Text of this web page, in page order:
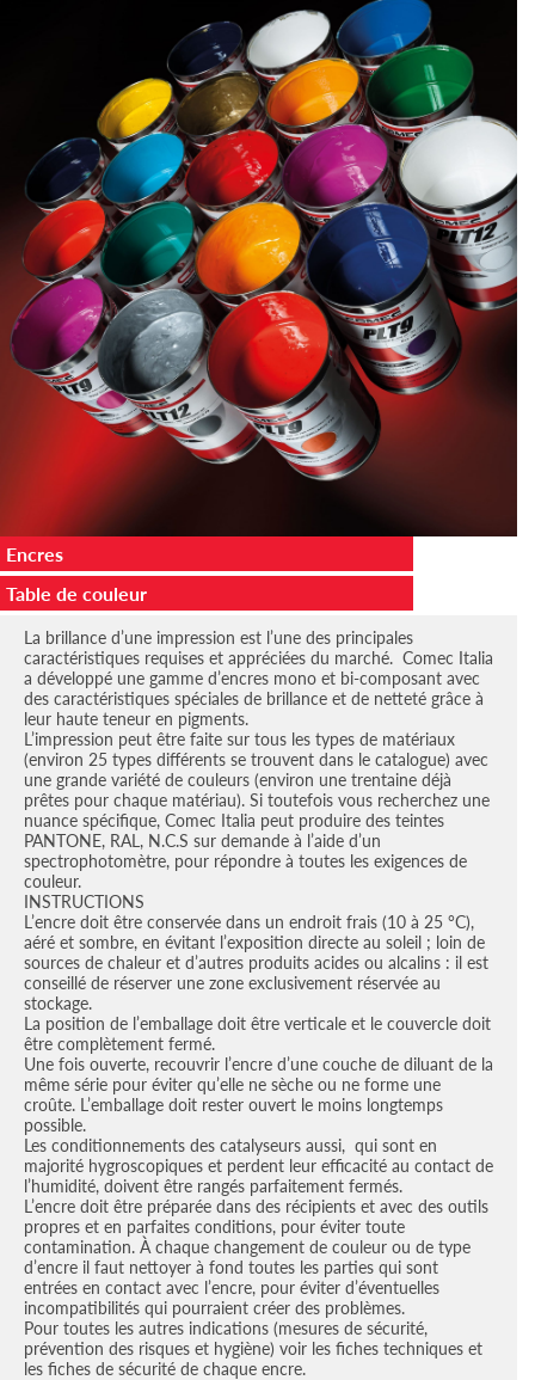
Encres
Table de couleur
La brillance d’une impression est l’une des principales
caractéristiques requises et appréciées du marché. Comec Italia
a développé une gamme d’encres mono et bi-composant avec
des caractéristiques spéciales de brillance et de netteté grâce à
leur haute teneur en pigments.
L’impression peut être faite sur tous les types de matériaux
(environ 25 types différents se trouvent dans le catalogue) avec
une grande variété de couleurs (environ une trentaine déjà
prêtes pour chaque matériau). Si toutefois vous recherchez une
nuance spécifique, Comec Italia peut produire des teintes
PANTONE, RAL, N.C.S sur demande à l’aide d’un
spectrophotomètre, pour répondre à toutes les exigences de
couleur.
INSTRUCTIONS
L’encre doit être conservée dans un endroit frais (10 à 25 °C),
aéré et sombre, en évitant l’exposition directe au soleil ; loin de
sources de chaleur et d’autres produits acides ou alcalins : il est
conseillé de réserver une zone exclusivement réservée au
stockage.
La position de l’emballage doit être verticale et le couvercle doit
être complètement fermé.
Une fois ouverte, recouvrir l’encre d’une couche de diluant de la
même série pour éviter qu’elle ne sèche ou ne forme une
croûte. L’emballage doit rester ouvert le moins longtemps
possible.
Les conditionnements des catalyseurs aussi, qui sont en
majorité hygroscopiques et perdent leur efficacité au contact de
l’humidité, doivent être rangés parfaitement fermés.
L’encre doit être préparée dans des récipients et avec des outils
propres et en parfaites conditions, pour éviter toute
contamination. À chaque changement de couleur ou de type
d’encre il faut nettoyer à fond toutes les parties qui sont
entrées en contact avec l’encre, pour éviter d’éventuelles
incompatibilités qui pourraient créer des problèmes.
Pour toutes les autres indications (mesures de sécurité,
prévention des risques et hygiène) voir les fiches techniques et
les fiches de sécurité de chaque encre.